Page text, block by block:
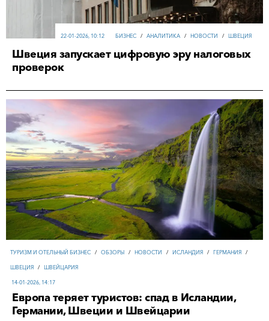
БИЗНЕС / АНАЛИТИКА / НОВОСТИ / ШВЕЦИЯ
22-01-2026, 10:12
Швеция запускает цифровую эру налоговых
проверок
ТУРИЗМ И ОТЕЛЬНЫЙ БИЗНЕС / ОБЗОРЫ / НОВОСТИ / ИСЛАНДИЯ / ГЕРМАНИЯ /
ШВЕЦИЯ / ШВЕЙЦАРИЯ
14-01-2026, 14:17
Европа теряет туристов: спад в Исландии,
Германии, Швеции и Швейцарии